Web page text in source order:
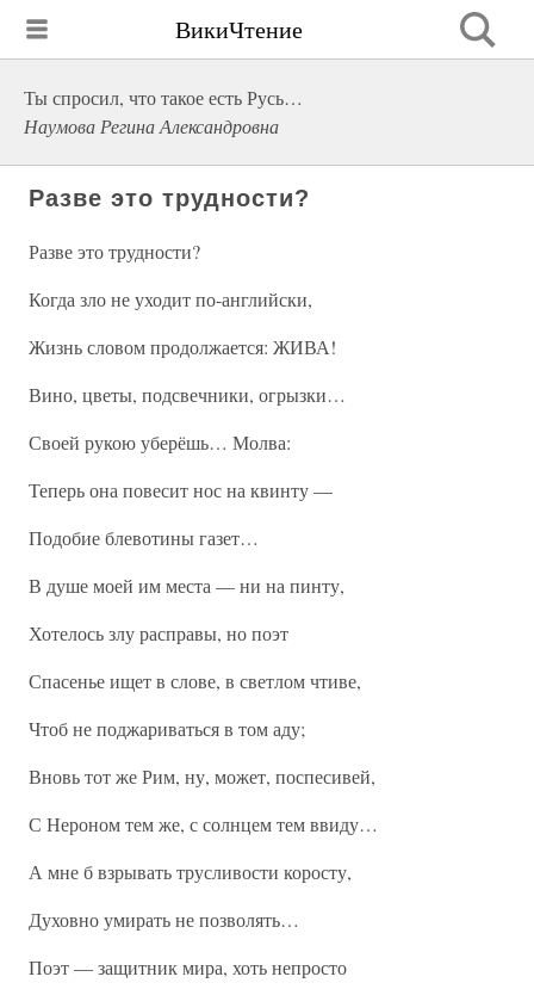
ВикиЧтение
Ты спросил, что такое есть Русь…
Наумова Регина Александровна
Разве это трудности?
Разве это трудности?
Когда зло не уходит по-английски,
Жизнь словом продолжается: ЖИВА!
Вино, цветы, подсвечники, огрызки…
Своей рукою уберёшь… Молва:
Теперь она повесит нос на квинту —
Подобие блевотины газет…
В душе моей им места — ни на пинту,
Хотелось злу расправы, но поэт
Спасенье ищет в слове, в светлом чтиве,
Чтоб не поджариваться в том аду;
Вновь тот же Рим, ну, может, поспесивей,
С Нероном тем же, с солнцем тем ввиду…
А мне б взрывать трусливости коросту,
Духовно умирать не позволять…
Поэт — защитник мира, хоть непросто